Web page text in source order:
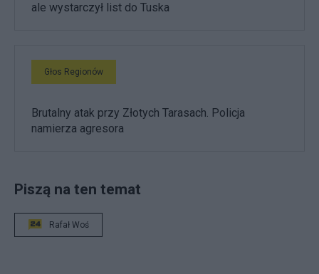
ale wystarczył list do Tuska
Głos Regionów
Brutalny atak przy Złotych Tarasach. Policja
namierza agresora
Piszą na ten temat
Rafał Woś